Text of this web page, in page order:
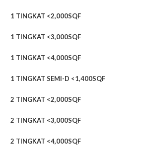
1 TINGKAT <2,000SQF
1 TINGKAT <3,000SQF
1 TINGKAT <4,000SQF
1 TINGKAT SEMI-D <1,400SQF
2 TINGKAT <2,000SQF
2 TINGKAT <3,000SQF
2 TINGKAT <4,000SQF